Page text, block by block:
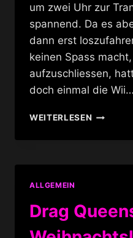
um zwei Uhr zur
spannend. Da es
dann erst
keinen Spass
aufzuschliessen,
doch einmal die Wii…
WEITERLESENWII
LOUNGE
ALLGEMEIN
Drag